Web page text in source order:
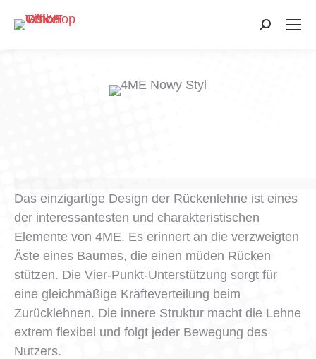
Search:
Das einzigartige Design der Rückenlehne ist eines
der interessantesten und charakteristischen
Elemente von 4ME. Es erinnert an die verzweigten
Äste eines Baumes, die einen müden Rücken
stützen. Die Vier-Punkt-Unterstützung sorgt für
eine gleichmäßige Kräfteverteilung beim
Zurücklehnen. Die innere Struktur macht die Lehne
extrem flexibel und folgt jeder Bewegung des
Nutzers.